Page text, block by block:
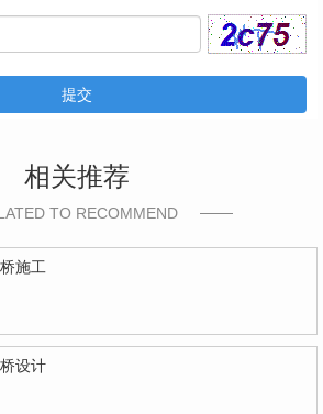
提交
相关推荐
TO RECOMMEND
施工
设计